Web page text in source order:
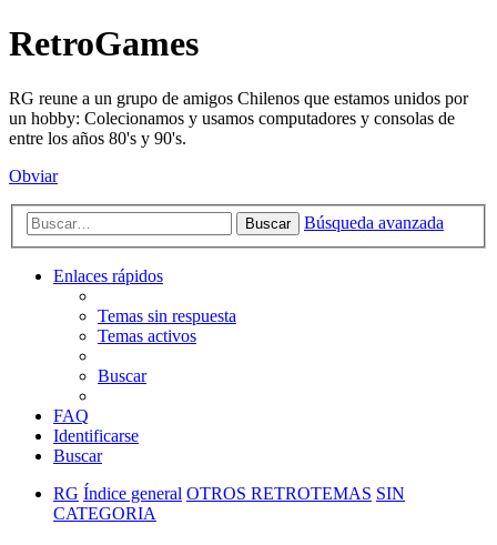
RetroGames
RG reune a un grupo de amigos Chilenos que estamos unidos por
un hobby: Colecionamos y usamos computadores y consolas de
entre los años 80's y 90's.
Obviar
Buscar Búsqueda avanzada
Enlaces rápidos
Temas sin respuesta
Temas activos
Buscar
FAQ
Identificarse
Buscar
RG Índice general OTROS RETROTEMAS SIN
CATEGORIA